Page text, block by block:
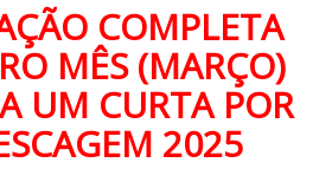
COMPLETA
MÊS (MARÇO)
UM CURTA POR
2025